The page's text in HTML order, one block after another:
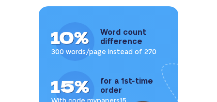
10%
Word count
difference
300 words/page instead of 270
15%
for a 1st-time
order